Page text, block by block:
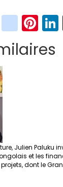
T
wi
tt
in
st
ag
Pi
er
Julien Paluku
et les
dont le